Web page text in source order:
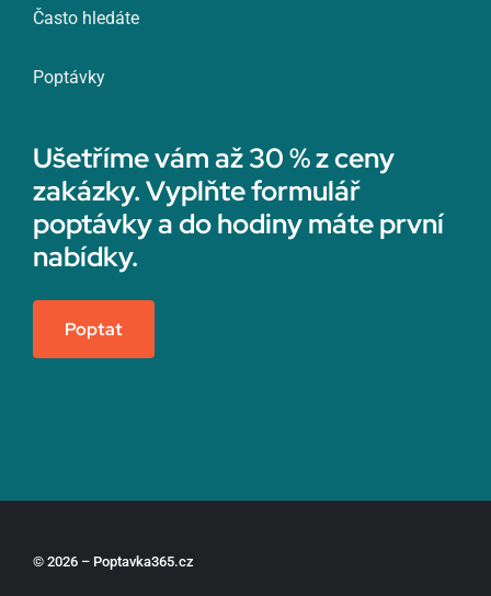
Často hledáte
Poptávky
Ušetříme vám až 30 % z ceny
zakázky. Vyplňte formulář
poptávky a do hodiny máte první
nabídky.
Poptat
© 2026 – Poptavka365.cz